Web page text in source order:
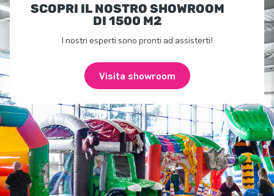
SCOPRI IL NOSTRO SHOWROOM
DI 1500 M2
I nostri esperti sono pronti ad assisterti!
Visita showroom